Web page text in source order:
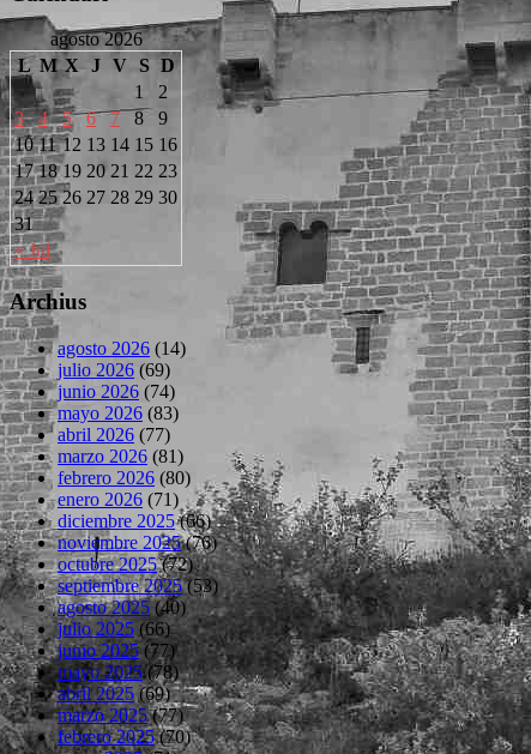
agosto 2026
L M X J V S D
« Jul
1
2
3
4 5 6 7 8
9
10 11 12 13 14 15 16
17 18 19 20 21 22 23
24 25 26 27 28 29 30
31
Archius
agosto 2026 (14)
julio 2026 (69)
junio 2026 (74)
mayo 2026 (83)
abril 2026 (77)
marzo 2026 (81)
febrero 2026 (80)
enero 2026 (71)
diciembre 2025(66)
noviembre 2025(76)
octubre 2025(72)
septiembre 2025(53)
agosto 2025(40)
julio 2025 (66)
junio 2025(77)
mayo 2025(78)
abril 2025(69)
marzo 2025(77)
febrero 2025(70)